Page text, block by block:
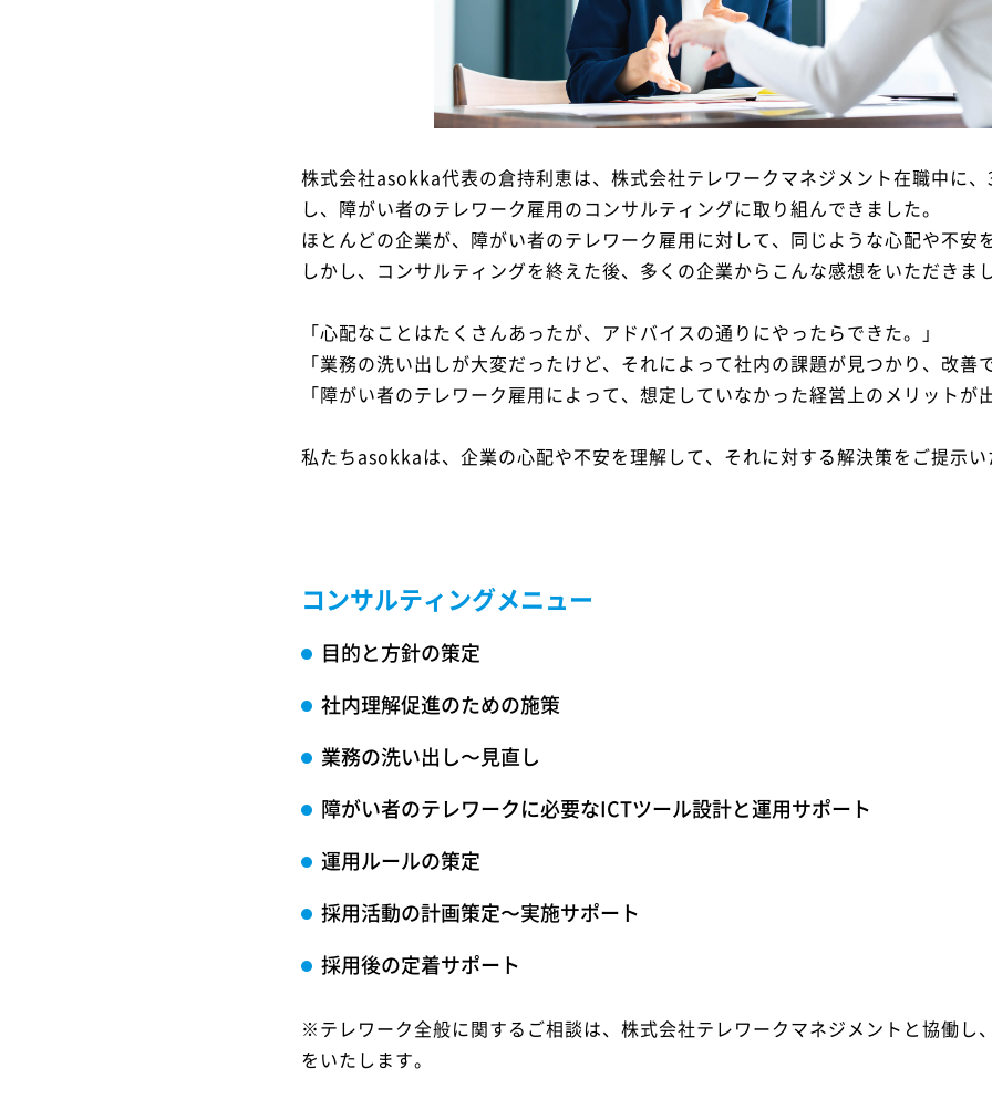
株式会社asokka代表の倉持利恵は、株式会社テレワークマネジメント在職中に
し、障がい者のテレワーク雇用のコンサルティングに取り組んできました。
ほとんどの企業が、障がい者のテレワーク雇用に対して、同じような心配や不安
しかし、コンサルティングを終えた後、多くの企業からこんな感想をいただきまし
「心配なことはたくさんあったが、アドバイスの通りにやったらできた。」
「業務の洗い出しが大変だったけど、それによって社内の課題が見つかり、改善
「障がい者のテレワーク雇用によって、想定していなかった経営上のメリットが
私たちasokkaは、企業の心配や不安を理解して、それに対する解決策をご提示い
コンサルティングメニュー
目的と方針の策定
社内理解促進のための施策
業務の洗い出し〜見直し
障がい者のテレワークに必要なICTツール設計と運用サポート
運用ルールの策定
採用活動の計画策定〜実施サポート
採用後の定着サポート
※テレワーク全般に関するご相談は、株式会社テレワークマネジメントと協働し
をいたします。